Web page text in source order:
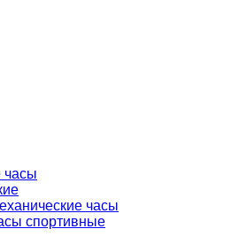
часы
часы
спортивные